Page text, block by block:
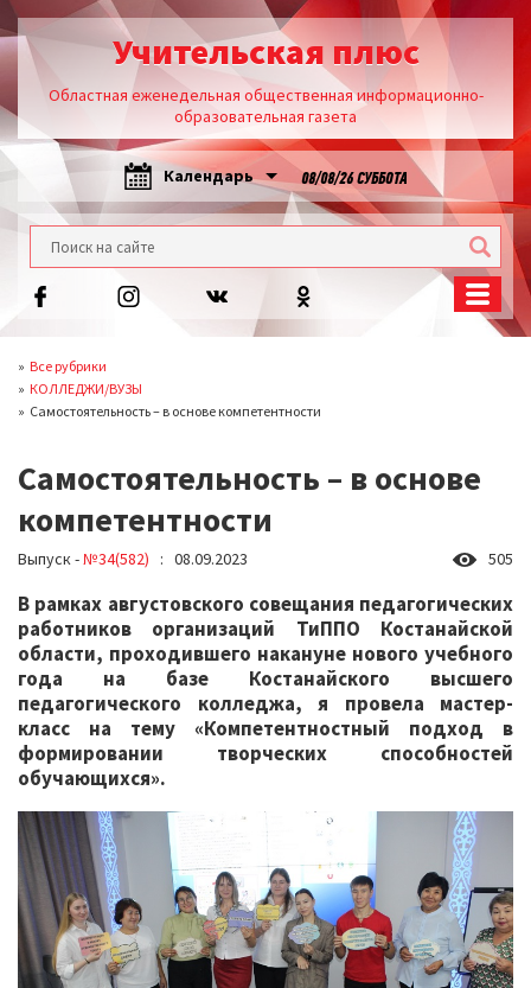
Учительская плюс
Областная еженедельная общественная информационно-
образовательная газета
Календарь 08/08/26 СУББОТА
Все рубрики
КОЛЛЕДЖИ/ВУЗЫ
Самостоятельность – в основе компетентности
Самостоятельность – в основе
компетентности
Выпуск -№34(582) : 08.09.2023 505
В рамках августовского совещания педагогических
работников организаций ТиППО Костанайской
области, проходившего накануне нового учебного
года на базе Костанайского высшего
педагогического колледжа, я провела мастер-
класс на тему «Компетентностный подход в
формировании творческих способностей
обучающихся».